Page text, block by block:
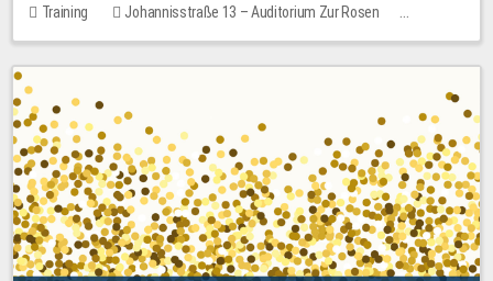
Training
Johannisstraße 13 – Auditorium Zur Rosen
1 place
30.00 EUR